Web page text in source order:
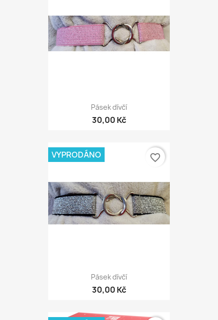
Pásek dívčí
30,00 Kč
Pásek dívčí
30,00 Kč
VYPRODÁNO favorite_border